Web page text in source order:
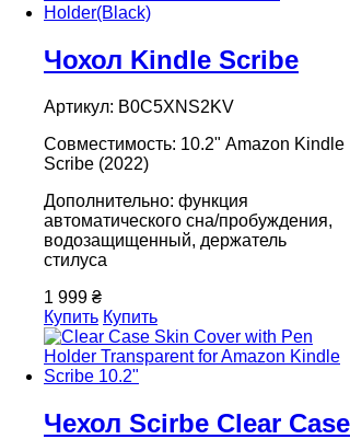
Чохол Kindle Scribe
Артикул: B0C5XNS2KV
Совместимость: 10.2" Amazon Kindle
Scribe (2022)
Дополнительно: функция
автоматического сна/пробуждения,
водозащищенный, держатель
стилуса
1 999 ₴
Купить Купить
Чехол Scirbe Clear Case